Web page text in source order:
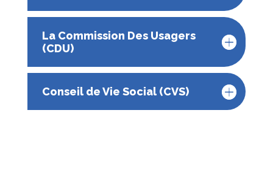
La Commission Des Usagers
(CDU)
Conseil de Vie Social (CVS)